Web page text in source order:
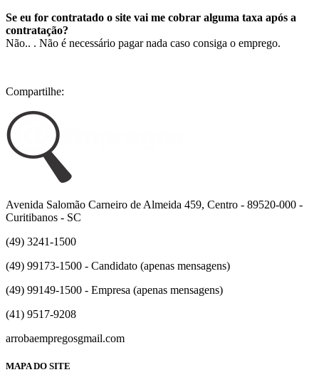
Se eu for contratado o site vai me cobrar alguma taxa após a
contratação?
Não.. . Não é necessário pagar nada caso consiga o emprego.
Compartilhe:
Avenida Salomão Carneiro de Almeida 459, Centro - 89520-000 -
Curitibanos - SC
(49) 3241-1500
(49) 99173-1500 - Candidato (apenas mensagens)
(49) 99149-1500 - Empresa (apenas mensagens)
(41) 9517-9208
arrobaempregosgmail.com
MAPA DO SITE